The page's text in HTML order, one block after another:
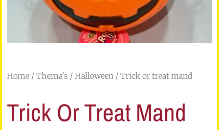
Home / Thema's / Halloween / Trick or treat mand
Trick Or Treat Mand